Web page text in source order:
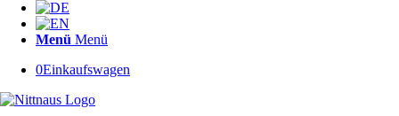
Menü Menü
0Einkaufswagen